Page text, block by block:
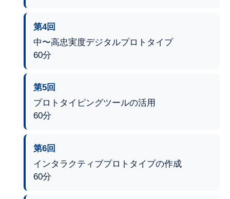
第4回
中〜高忠実度デジタルプロトタイプ
60分
第5回
プロトタイピングツールの活用
60分
第6回
インタラクティブプロトタイプの作成
60分